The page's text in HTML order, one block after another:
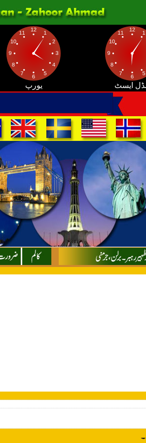
یورپ ایسٹ